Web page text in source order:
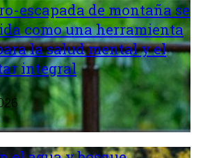
escapada de montaña se
como una herramienta
la salud mental y el
integral